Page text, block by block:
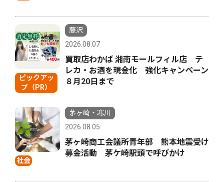
ピックアッ
プ（PR）
藤沢
2026.08.07
買取店わかば 湘南モールフィル店 テ
レカ・お酒を現金化 強化キャンペーン
８月20日まで
社会
茅ヶ崎・寒川
2026.08.05
茅ヶ崎商工会議所青年部 熊本地震受け
募金活動 茅ケ崎駅頭で呼びかけ